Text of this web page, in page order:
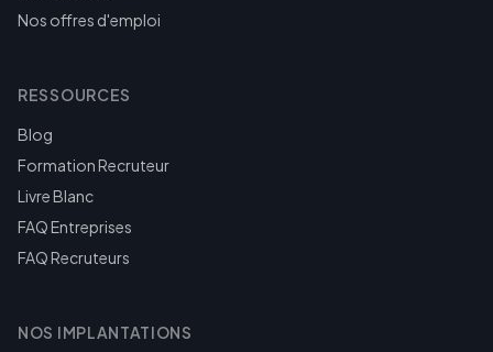
Nos offres d'emploi
RESSOURCES
Blog
Formation Recruteur
Livre Blanc
FAQ Entreprises
FAQ Recruteurs
NOS IMPLANTATIONS